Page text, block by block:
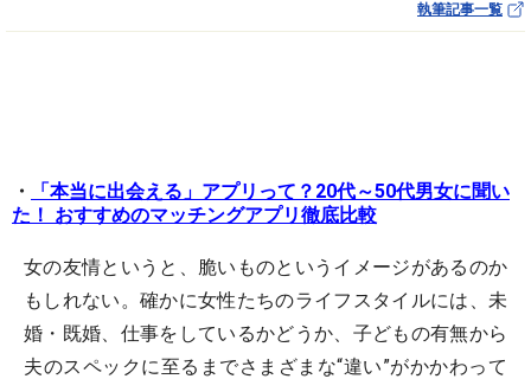
執筆記事一覧
・
「本当に出会える」アプリって？20代～50代男女に聞い
た！ おすすめのマッチングアプリ徹底比較
女の友情というと、脆いものというイメージがあるのか
もしれない。確かに女性たちのライフスタイルには、未
婚・既婚、仕事をしているかどうか、子どもの有無から
夫のスペックに至るまでさまざまな“違い”がかかわって